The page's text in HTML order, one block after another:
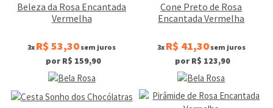
Beleza da Rosa Encantada
Vermelha
3x R$ 53,30 sem juros
por R$ 159,90
Cone Preto de Rosa
Encantada Vermelha
3x R$ 41,30sem juros
por R$ 123,90